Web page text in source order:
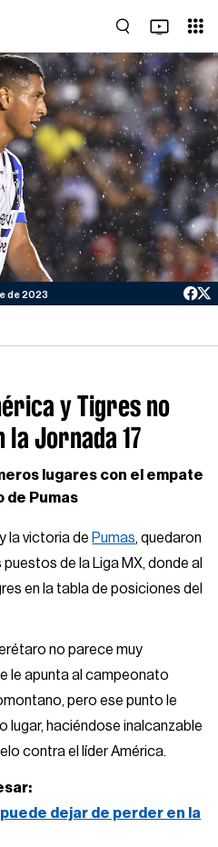
de 2023
y Tigres no
Jornada 17
lugares con el empate
de Pumas
la victoria de Pumas, quedaron
de la Liga MX, donde al
en la tabla de posiciones del
no parece muy
le apunta al campeonato
pero ese punto le
lugar, haciéndose inalcanzable
contra el líder América.
dejar de perder en la